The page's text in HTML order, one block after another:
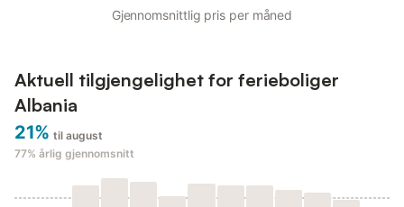
Gjennomsnittlig pris per måned
Aktuell tilgjengelighet for ferieboliger
Albania
21% til august
77% årlig gjennomsnitt